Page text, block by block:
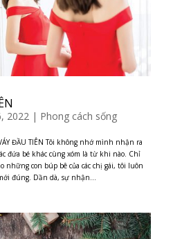
2022| Phong cách sống
ĐẦU TIÊN Tôi không nhớ mình nhận ra
đứa bé khác cùng xóm là từ khi nào. Chỉ
những con búp bê của các chị gái, tôi luôn
đúng. Dần dà, sự nhận...